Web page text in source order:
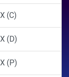
(C)
(D)
(P)